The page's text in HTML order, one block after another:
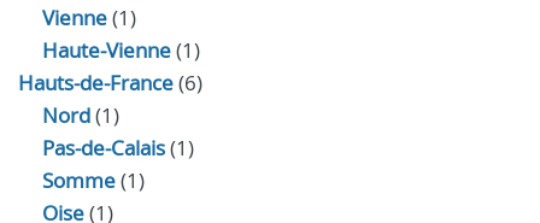
Vienne(1)
Haute-Vienne(1)
Hauts-de-France(6)
Nord(1)
Pas-de-Calais(1)
Somme(1)
Oise(1)